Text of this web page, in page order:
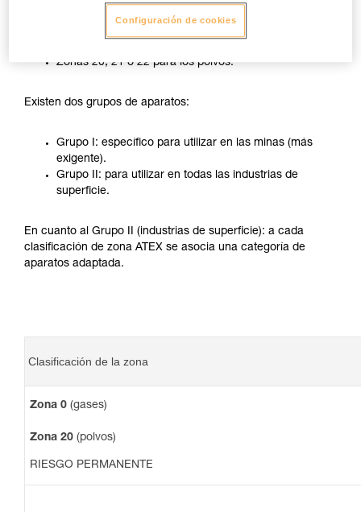
Las atmósferas ATEX se subdividen en 3 zonas:
Zonas 20, 21 o 22 para los polvos.
Existen dos grupos de aparatos:
Grupo I: específico para utilizar en las minas (más
exigente).
Grupo II: para utilizar en todas las industrias de
superficie.
En cuanto al Grupo II (industrias de superficie): a cada
clasificación de zona ATEX se asocia una categoría de
aparatos adaptada.
Clasificación de la zona
Zona 0 (gases)
Zona 20 (polvos)
RIESGO PERMANENTE
Configuración de cookies